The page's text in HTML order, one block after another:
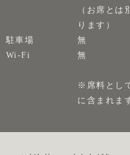
（お席と
ります）
駐車場
無
Wi-Fi
無
※席料とし
に含まれま